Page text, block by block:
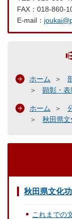
FAX：018-860-
E-mail：
ホーム
顕彰・表
ホーム
秋田県
秋田県文化
これまでの